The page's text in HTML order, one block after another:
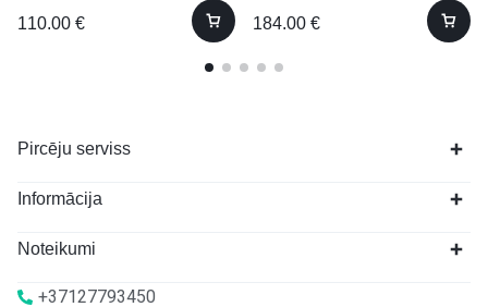
110.00 € 184.00 €
Pircēju serviss
Informācija
Noteikumi
+37127793450